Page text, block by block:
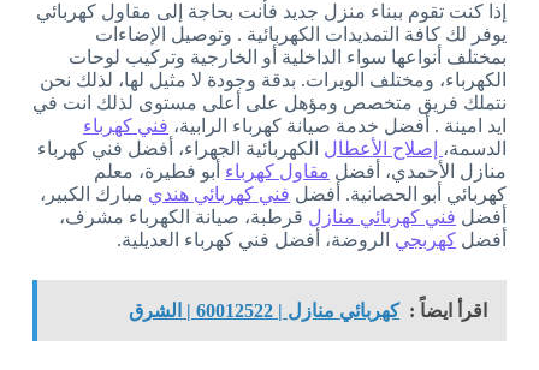
إذا كنت تقوم ببناء منزل جديد فأنت بحاجة إلى مقاول كهربائي
يوفر لك كافة التمديدات الكهربائية . وتوصيل الإضاءات
بمختلف أنواعها سواء الداخلية أو الخارجية وتركيب لوحات
الكهرباء، ومختلف الويرات. بدقة وجودة لا مثيل لها، لذلك نحن
نتملك فريق متخصص ومؤهل على أعلى مستوى لذلك انت في
ايد امينة . أفضل خدمة صيانة كهرباء الرابية، فني كهرباء
الدسمة، إصلاح الأعطال الكهربائية الجهراء، أفضل فني كهرباء
منازل الأحمدي، أفضل مقاول كهرباء أبو فطيرة، معلم
كهربائي أبو الحصانية. أفضل فني كهربائي هندي مبارك الكبير،
أفضل فني كهربائي منازل قرطبة، صيانة الكهرباء مشرف،
أفضل كهربجي الروضة، أفضل فني كهرباء العديلية.
اقرأ ايضاً : كهربائي منازل | 60012522 | الشرق